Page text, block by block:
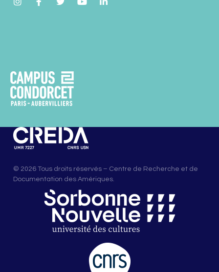
© 2026 Tous droits réservés – Centre de Recherche et de
Documentation des Amériques.